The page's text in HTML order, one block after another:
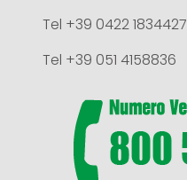
Tel +39 0422 1834427
Tel +39 051 4158836